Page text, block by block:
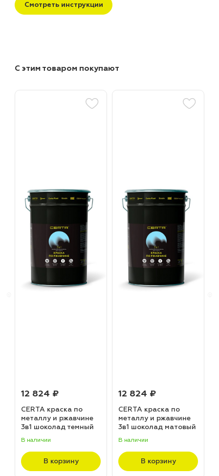
Смотреть инструкции
С этим товаром покупают
12 824 ₽
CERTA краска по
металлу и ржавчине
3в1 шоколад темный
(20,0кг)
В наличии
В корзину
12 824 ₽
CERTA краска по
металлу и ржавчине
3в1 шоколад матовый
В наличии
В корзину